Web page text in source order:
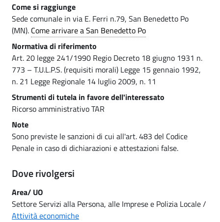
Come si raggiunge
Sede comunale in via E. Ferri n.79, San Benedetto Po
(MN). Come arrivare a San Benedetto Po
Normativa di riferimento
Art. 20 legge 241/1990 Regio Decreto 18 giugno 1931 n.
773 – T.U.L.P.S. (requisiti morali) Legge 15 gennaio 1992,
n. 21 Legge Regionale 14 luglio 2009, n. 11
Strumenti di tutela in favore dell'interessato
Ricorso amministrativo TAR
Note
Sono previste le sanzioni di cui all'art. 483 del Codice
Penale in caso di dichiarazioni e attestazioni false.
Dove rivolgersi
Area/ UO
Settore Servizi alla Persona, alle Imprese e Polizia Locale /
Attività economiche